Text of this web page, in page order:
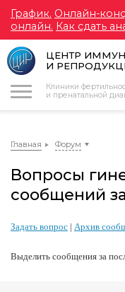
График. Онлайн-
онлайн. Как сдать
ЦЕНТР
И
Клиники
и пренатальной
Главная Форум
Вопросы
сообщений
Задать вопрос | Архив
Выделить сообщения за